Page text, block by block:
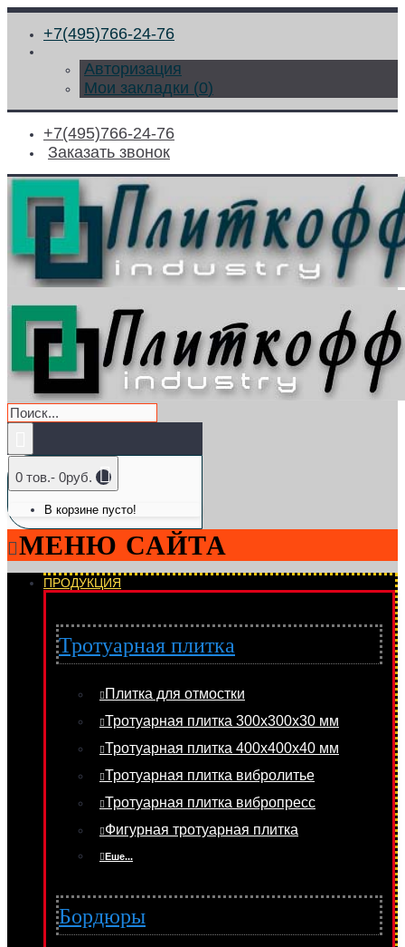
+7(495)766-24-76
Авторизация
Мои закладки (0)
+7(495)766-24-76
Заказать звонок
0 тов.- 0руб.
В корзине пусто!
МЕНЮ САЙТА
ПРОДУКЦИЯ
Тротуарная плитка
Плитка для отмостки
Тротуарная плитка 300х300х30 мм
Тротуарная плитка 400х400х40 мм
Тротуарная плитка вибролитье
Тротуарная плитка вибропресс
Фигурная тротуарная плитка
Еше...
Бордюры